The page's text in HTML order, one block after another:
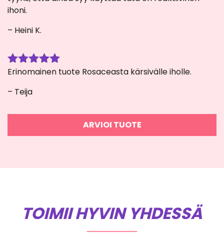
ihoni.
– Heini K.
Arvostelu
5 / 5
Erinomainen tuote Rosaceasta kärsivälle iholle.
– Teija
ARVIOI TUOTE
TOIMII HYVIN YHDESSÄ